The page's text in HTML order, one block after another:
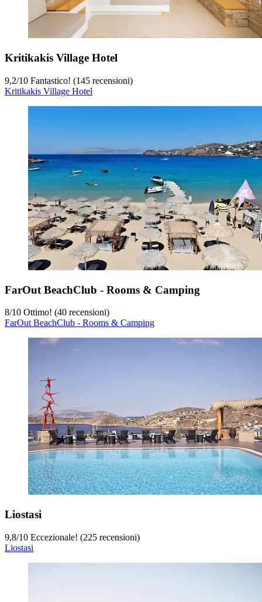
Kritikakis Village Hotel
9,2/10 Fantastico! (145 recensioni)
Kritikakis Village Hotel
FarOut BeachClub - Rooms & Camping
8/10 Ottimo! (40 recensioni)
FarOut BeachClub - Rooms & Camping
Liostasi
9,8/10 Eccezionale! (225 recensioni)
Liostasi